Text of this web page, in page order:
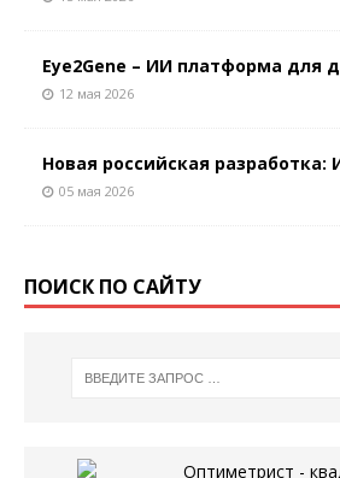
Eye2Gene – ИИ платформа для
12 мая 2026
Новая российская разработка:
05 мая 2026
ПОИСК ПО САЙТУ